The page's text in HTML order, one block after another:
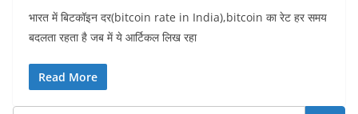
भारत में बिटकॉइन दर(bitcoin rate in India),bitcoin का रेट हर समय
बदलता रहता है जब में ये आर्टिकल लिख रहा
Read More